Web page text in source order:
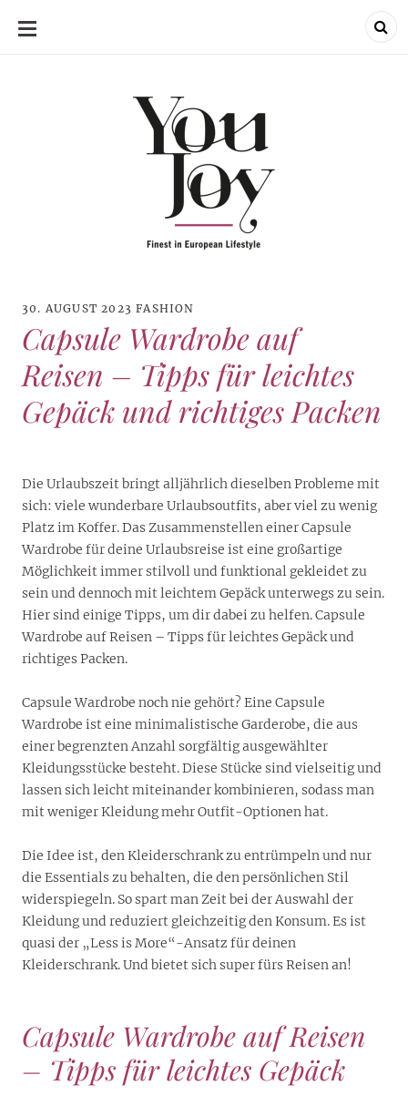
SKIP
30. AUGUST 2023 FASHION
Capsule Wardrobe auf
Reisen – Tipps für leichtes
Gepäck und richtiges Packen
Die Urlaubszeit bringt alljährlich dieselben Probleme mit
sich: viele wunderbare Urlaubsoutfits, aber viel zu wenig
Platz im Koffer. Das Zusammenstellen einer Capsule
Wardrobe für deine Urlaubsreise ist eine großartige
Möglichkeit immer stilvoll und funktional gekleidet zu
sein und dennoch mit leichtem Gepäck unterwegs zu sein.
Hier sind einige Tipps, um dir dabei zu helfen. Capsule
Wardrobe auf Reisen – Tipps für leichtes Gepäck und
richtiges Packen.
Capsule Wardrobe noch nie gehört? Eine Capsule
Wardrobe ist eine minimalistische Garderobe, die aus
einer begrenzten Anzahl sorgfältig ausgewählter
Kleidungsstücke besteht. Diese Stücke sind vielseitig und
lassen sich leicht miteinander kombinieren, sodass man
mit weniger Kleidung mehr Outfit-Optionen hat.
Die Idee ist, den Kleiderschrank zu entrümpeln und nur
die Essentials zu behalten, die den persönlichen Stil
widerspiegeln. So spart man Zeit bei der Auswahl der
Kleidung und reduziert gleichzeitig den Konsum. Es ist
quasi der „Less is More“-Ansatz für deinen
Kleiderschrank. Und bietet sich super fürs Reisen an!
Capsule Wardrobe auf Reisen
– Tipps für leichtes Gepäck